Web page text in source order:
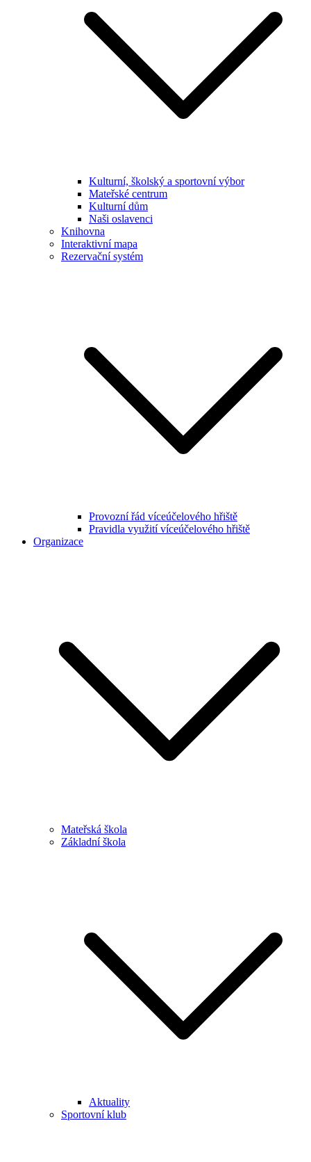
Kulturní, školský a sportovní výbor
Mateřské centrum
Kulturní dům
Naši oslavenci
Knihovna
Interaktivní mapa
Rezervační systém
Provozní řád víceúčelového hřiště
Pravidla využití víceúčelového hřiště
Organizace
Mateřská škola
Základní škola
Aktuality
Sportovní klub